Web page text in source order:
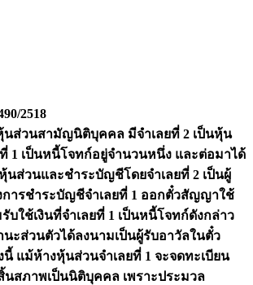
2518
นส่วนสามัญนิติบุคคล มีจำเลยที่ 2 เป็นหุ้น
1 เป็นหนี้โจทก์อยู่จำนวนหนึ่ง และต่อมาได้
นส่วนและชำระบัญชีโดยจำเลยที่ 2 เป็นผู้
ารชำระบัญชีจำเลยที่ 1 ออกตั๋วสัญญาใช้
บใช้เงินที่จำเลยที่ 1 เป็นหนี้โจทก์ดังกล่าว
นะส่วนตัวได้ลงนามเป็นผู้รับอาวัลในตั๋ว
แม้ห้างหุ้นส่วนจำเลยที่ 1 จะจดทะเบียน
นสภาพเป็นนิติบุคคล เพราะประมวล